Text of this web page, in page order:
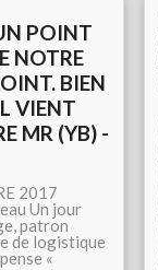
POINT
NOTRE
BIEN
VIENT
MR (YB) -
2017
Un jour
patron
de logistique
«